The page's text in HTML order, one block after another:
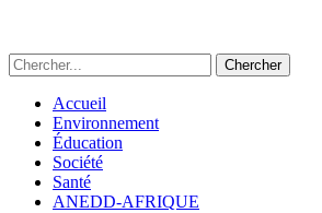
Accueil
Environnement
Éducation
Société
Santé
ANEDD-AFRIQUE